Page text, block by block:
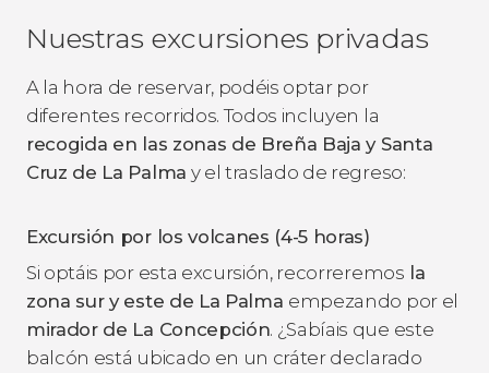
Nuestras excursiones privadas
A la hora de reservar, podéis optar por
diferentes recorridos. Todos incluyen la
recogida en las zonas de Breña Baja y Santa
Cruz de La Palma y el traslado de regreso:
Excursión por los volcanes (4-5 horas)
Si optáis por esta excursión, recorreremos la
zona sur y este de La Palma empezando por el
mirador de La Concepción. ¿Sabíais que este
balcón está ubicado en un cráter declarado